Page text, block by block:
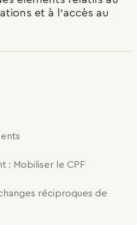
et à l'accès au
: Mobiliser le CPF
réciproques de